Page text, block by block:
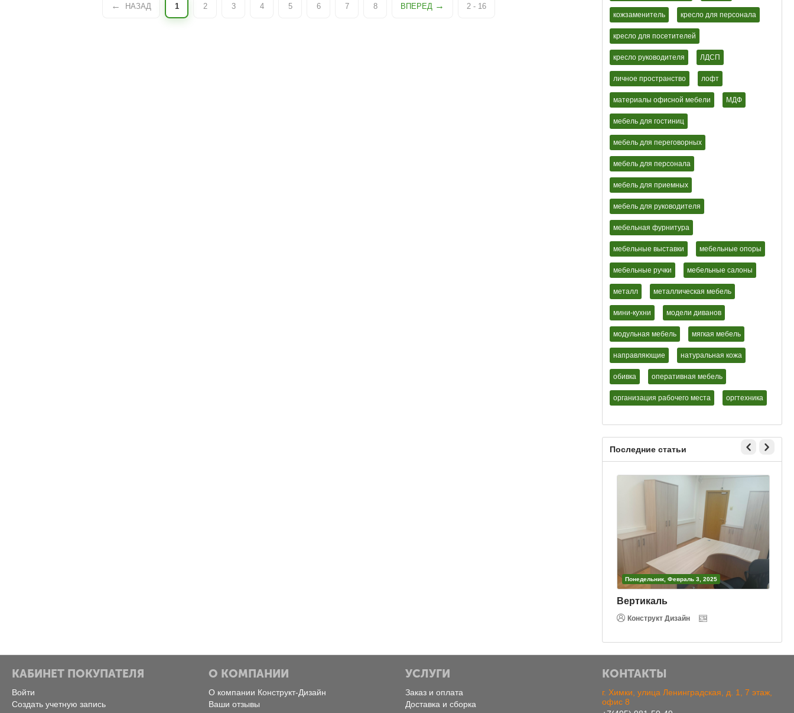
НАЗАД 1 2 3 4 5 6 7 8 ВПЕРЕД 2 - 16
кожзаменитель кресло для персонала
кресло для посетителей
кресло руководителя ЛДСП
личное пространство лофт
материалы офисной мебели МДФ
мебель для гостиниц
мебель для переговорных
мебель для персонала
мебель для приемных
мебель для руководителя
мебельная фурнитура
мебельные выставки мебельные опоры
мебельные ручки мебельные салоны
металл металлическая мебель
мини-кухни модели диванов
модульная мебель мягкая мебель
направляющие натуральная кожа
обивка оперативная мебель
организация рабочего места оргтехника
Последние статьи
Понедельник, Февраль 3, 2025
Вертикаль
Конструкт Дизайн
КАБИНЕТ ПОКУПАТЕЛЯ
Войти
Создать учетную запись
О КОМПАНИИ
О компании Конструкт-Дизайн
Ваши отзывы
УСЛУГИ
Заказ и оплата
Доставка и сборка
КОНТАКТЫ
г. Химки, улица Ленинградская, д. 1, 7 этаж,
офис 8